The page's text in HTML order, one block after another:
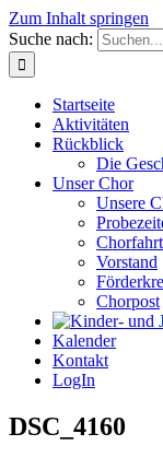
Zum Inhalt springen
Suche nach:
Startseite
Aktivitäten
Rückblick
Die
Unser Chor
Unsere
Vorstand
Chorpost
Kalender
Kontakt
LogIn
DSC_4160